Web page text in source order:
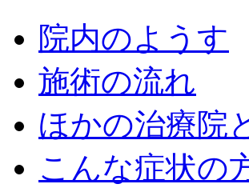
院内のようす
施術の流れ
ほかの治療院
こんな症状の